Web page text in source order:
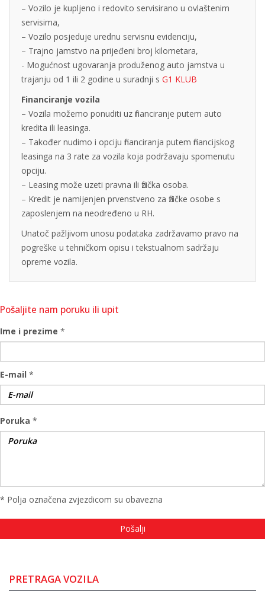
– Vozilo je kupljeno i redovito servisirano u ovlaštenim
servisima,
– Vozilo posjeduje urednu servisnu evidenciju,
– Trajno jamstvo na prijeđeni broj kilometara,
- Mogućnost ugovaranja produženog auto jamstva u
trajanju od 1 ili 2 godine u suradnji s G1 KLUB
Financiranje vozila
– Vozila možemo ponuditi uz financiranje putem auto
kredita ili leasinga.
– Također nudimo i opciju financiranja putem financijskog
leasinga na 3 rate za vozila koja podržavaju spomenutu
opciju.
– Leasing može uzeti pravna ili fizička osoba.
– Kredit je namijenjen prvenstveno za fizičke osobe s
zaposlenjem na neodređeno u RH.
Unatoč pažljivom unosu podataka zadržavamo pravo na
pogreške u tehničkom opisu i tekstualnom sadržaju
opreme vozila.
Pošaljite nam poruku ili upit
Ime i prezime *
E-mail *
Poruka *
* Polja označena zvjezdicom su obavezna
PRETRAGA VOZILA